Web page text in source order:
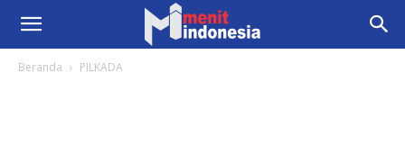
Beranda PILKADA